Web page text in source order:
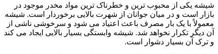
شیشه یکی از محبوب ترین و خطرناک ترین مواد مخدر موجود در
بازار است و در میان جوانان از شهرت بالایی برخوردار است. شیشه
معمولاً با یک بار مصرف باعث اعتیاد می شود و سرخوشی ناشی از
آن دیگر تکرار نخواهد شد. شیشه وابستگی بسیار بالایی ایجاد می کند
و ترک آن بسیار دشوار است.